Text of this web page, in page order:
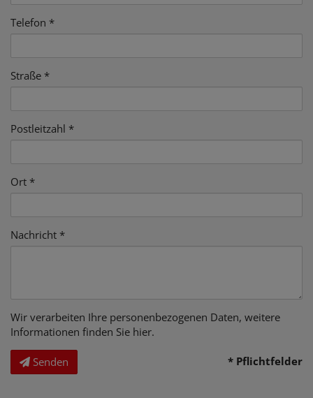
Telefon
Straße
Postleitzahl
Ort
Nachricht
Wir verarbeiten Ihre personenbezogenen Daten, weitere
Informationen finden Sie hier.
Senden * Pflichtfelder